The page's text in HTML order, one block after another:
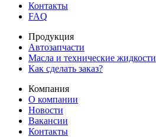
Контакты
FAQ
Продукция
Автозапчасти
Масла и технические жидкости
Как сделать заказ?
Компания
О компании
Новости
Вакансии
Контакты